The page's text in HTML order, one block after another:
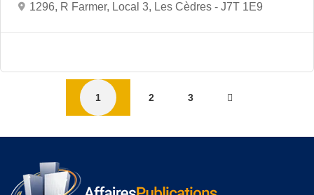
1296, R Farmer, Local 3, Les Cèdres - J7T 1E9
1 2 3